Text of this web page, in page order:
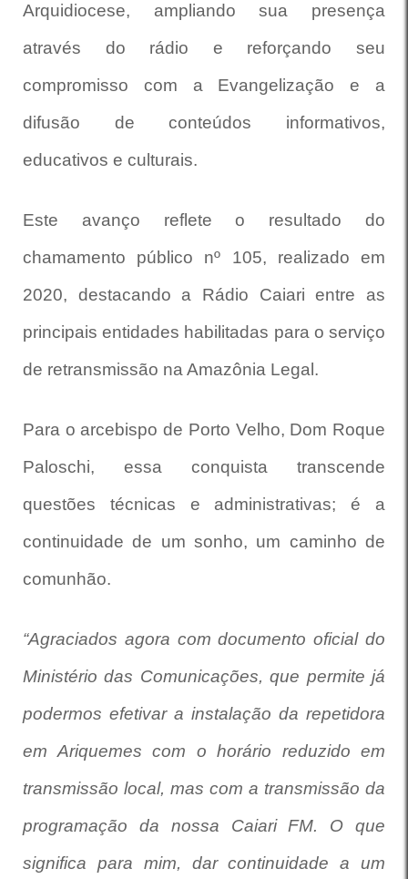
Arquidiocese, ampliando sua presença
através do rádio e reforçando seu
compromisso com a Evangelização e a
difusão de conteúdos informativos,
educativos e culturais.
Este avanço reflete o resultado do
chamamento público nº 105, realizado em
2020, destacando a Rádio Caiari entre as
principais entidades habilitadas para o serviço
de retransmissão na Amazônia Legal.
Para o arcebispo de Porto Velho, Dom Roque
Paloschi, essa conquista transcende
questões técnicas e administrativas; é a
continuidade de um sonho, um caminho de
comunhão.
“Agraciados agora com documento oficial do
Ministério das Comunicações, que permite já
podermos efetivar a instalação da repetidora
em Ariquemes com o horário reduzido em
transmissão local, mas com a transmissão da
programação da nossa Caiari FM. O que
significa para mim, dar continuidade a um